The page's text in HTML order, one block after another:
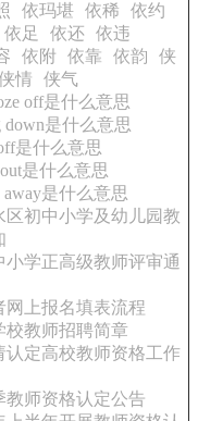
依玛堪 依稀
依约
依足 依还
依违
依附 依靠 依韵
侠
情
侠气
off是什么意思
down是什么意思
是什么意思
是什么意思
away是什么意思
区初中小学及幼儿园教
小学正高级教师评审通
网上报名填表流程
校教师招聘简章
认定高校教师资格工作
教师资格认定公告